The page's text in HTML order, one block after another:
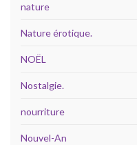
nature
Nature érotique.
NOËL
Nostalgie.
nourriture
Nouvel-An